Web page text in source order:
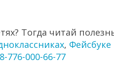
Тогда читай
, Фейсбуке
8-776-000-66-77